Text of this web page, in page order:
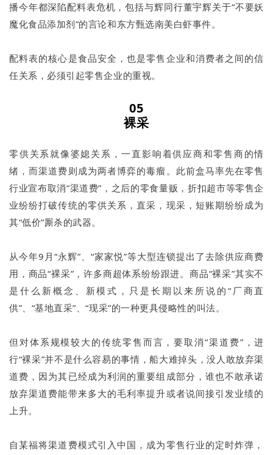
播今年都深陷配料表危机，包括与辉同行董宇辉关于“不要妖
魔化食品添加剂”的言论和东方甄选南美白虾事件。
配料表的核心是食品安全，也是零售企业和消费者之间的信
任关系，必须引起零售企业的重视。
05
裸采
零供关系就像婆媳关系，一直影响着供应商和零售商的情
绪，而渠道费则成为两者博弈的毒瘤。此前盒马率先在零售
行业宣布取消“渠道费”，之后的零食量贩，折扣超市等零售企
业纷纷打破传统的零供关系，直采，现采，短账期纷纷成为
其“低价”厮杀的武器。
从今年9月“永辉”、“家家悦”等大型连锁提出了去除供应商费
用，商品“裸采”，许多商超体系纷纷跟进。商品“裸采”其实不
是什么新概念、新模式，只是长期以来所说的“厂商直
供”、“基地直采”、“现采”的一种更具侵略性的叫法。
但对体系规模较大的传统零售而言，要取消“渠道费”，进
行“裸采”并不是什么容易的事情，船大难掉头，没人敢放弃渠
道费，因为其已经成为利润的重要组成部分，谁也不敢承诺
放弃渠道费能带来多大的毛利率提升或者说间接引发业绩的
上升。
自某福将渠道费模式引入中国，成为零售行业的定时炸弹，